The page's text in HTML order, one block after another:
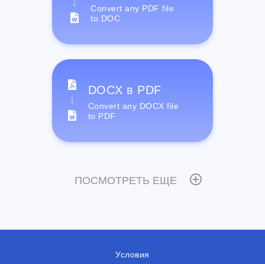
Convert any PDF file
to DOC
DOCX в PDF
Convert any DOCX file
to PDF
ПОСМОТРЕТЬ ЕЩЕ
Условия